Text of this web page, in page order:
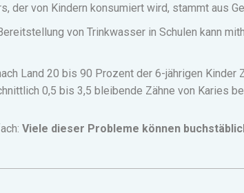
der von Kindern konsumiert wird, stammt aus
von Trinkwasser in Schulen kann
Land 20 bis 90 Prozent der 6-jährigen Kinder
0,5 bis 3,5 bleibende Zähne von Karies
Viele dieser Probleme können